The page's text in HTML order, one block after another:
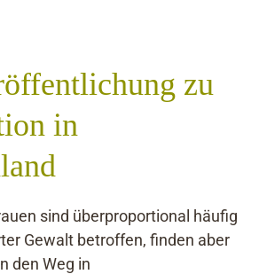
zu
in
sind überproportional häufig
Gewalt betroffen, finden aber
den Weg in